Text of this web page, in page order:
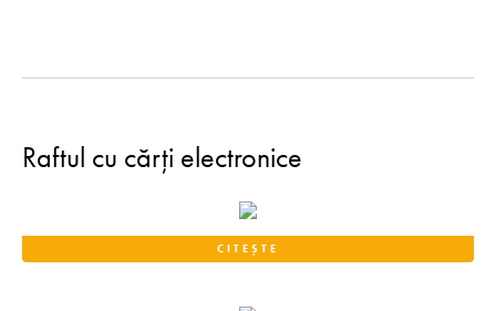
Raftul cu cărți electronice
CITEȘTE